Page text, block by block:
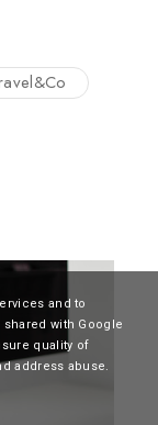
and to
with Google
quality of
address abuse.